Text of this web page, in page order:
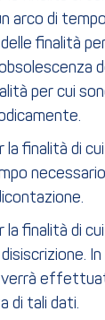
arco di
finalità
per cui
la finalità di
finalità di
In
di tali dati.